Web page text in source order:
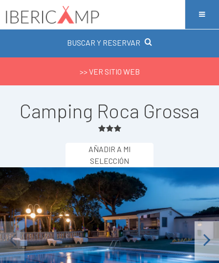
BUSCAR Y RESERVAR
>> VER SITIO WEB
Camping Roca Grossa
AÑADIR A MI
SELECCIÓN
Next